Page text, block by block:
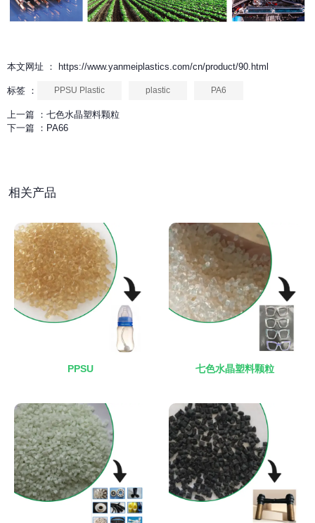
本文网址 ： https://www.yanmeiplastics.com/cn/product/90.html
标签 ： PPSU Plastic plastic PA6
上一篇 ： 七色水晶塑料颗粒
下一篇 ： PA66
相关产品
PPSU 七色水晶塑料颗粒